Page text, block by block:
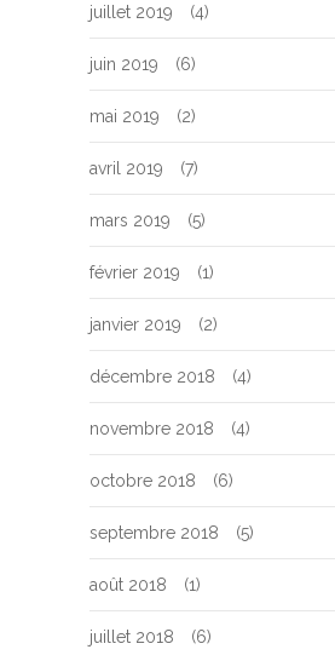
juillet 2019 (4)
juin 2019 (6)
mai 2019 (2)
avril 2019 (7)
mars 2019 (5)
février 2019 (1)
janvier 2019 (2)
décembre 2018 (4)
novembre 2018 (4)
octobre 2018 (6)
septembre 2018 (5)
août 2018 (1)
juillet 2018 (6)